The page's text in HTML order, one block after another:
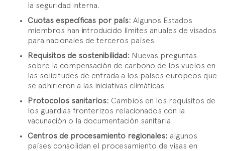
la seguridad interna.
Cuotas específicas por país: Algunos Estados
miembros han introducido límites anuales de visados
para nacionales de terceros países.
Requisitos de sostenibilidad: Nuevas preguntas
sobre la compensación de carbono de los vuelos en
las solicitudes de entrada a los países europeos que
se adhirieron a las iniciativas climáticas
Protocolos sanitarios: Cambios en los requisitos de
los guardias fronterizos relacionados con la
vacunación o la documentación sanitaria
Centros de procesamiento regionales: algunos
países consolidan el procesamiento de visas en